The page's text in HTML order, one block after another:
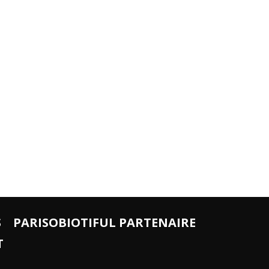
PARISOBIOTIFUL PARTENAIRE